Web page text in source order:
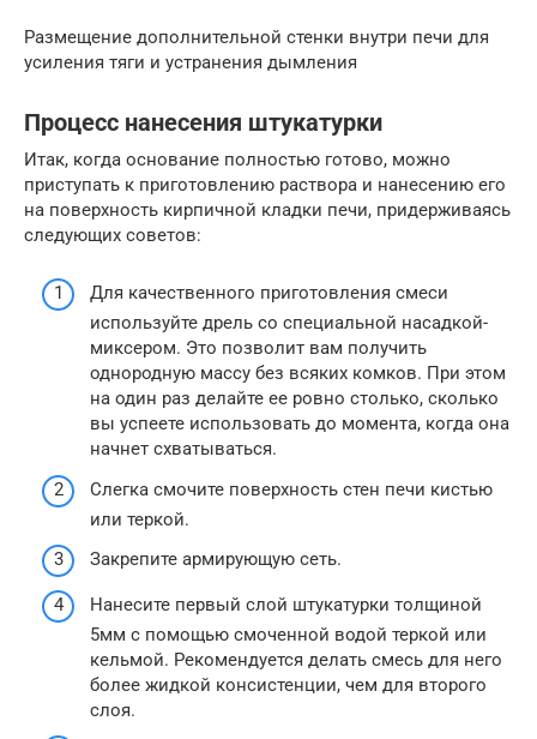
Размещение дополнительной стенки внутри печи для
усиления тяги и устранения дымления
Процесс нанесения штукатурки
Итак, когда основание полностью готово, можно
приступать к приготовлению раствора и нанесению его
на поверхность кирпичной кладки печи, придерживаясь
следующих советов:
Для качественного приготовления смеси
используйте дрель со специальной насадкой-
миксером. Это позволит вам получить
однородную массу без всяких комков. При этом
на один раз делайте ее ровно столько, сколько
вы успеете использовать до момента, когда она
начнет схватываться.
Слегка смочите поверхность стен печи кистью
или теркой.
Закрепите армирующую сеть.
Нанесите первый слой штукатурки толщиной
5мм с помощью смоченной водой теркой или
кельмой. Рекомендуется делать смесь для него
более жидкой консистенции, чем для второго
слоя.